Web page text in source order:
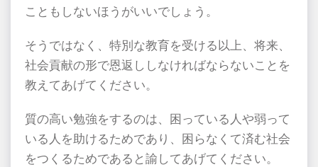
こともしないほうがいいでしょう。
そうではなく、特別な教育を受ける以上、将来、
社会貢献の形で恩返ししなければならないことを
教えてあげてください。
質の高い勉強をするのは、困っている人や弱って
いる人を助けるためであり、困らなくて済む社会
をつくるためであると諭してあげてください。